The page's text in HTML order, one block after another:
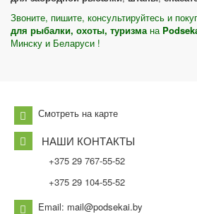
Звоните, пишите, консультируйтесь и
для рыбалки, охоты, туризма на
Минску и Беларуси !
Смотреть на карте
НАШИ КОНТАКТЫ
+375 29 767-55-52
+375 29 104-55-52
Email: mail@podsekai.by